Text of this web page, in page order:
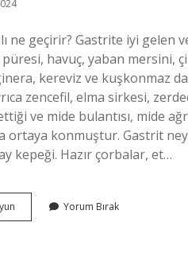
ne geçirir? Gastrite iyi gelen
havuç, yaban mersini,
kereviz ve kuşkonmaz
zencefil, elma sirkesi,
ve mide bulantısı, mide
ortaya konmuştur. Gastrit
kepeği. Hazır çorbalar, et…
Nasıl
Yorum Bırak